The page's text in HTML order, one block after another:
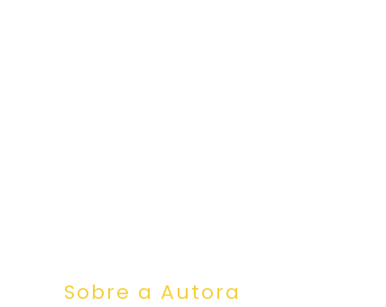
Sobre a Autora